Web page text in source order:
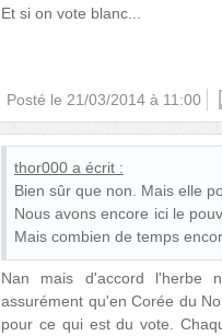
Et si on vote blanc...
Posté le 21/03/2014 à 11:00
thor000 a écrit :
Bien sûr que non. Mais elle
Nous avons encore ici le
Mais combien de temps
Nan mais d'accord l'herbe
assurément qu'en Corée du
pour ce qui est du vote.